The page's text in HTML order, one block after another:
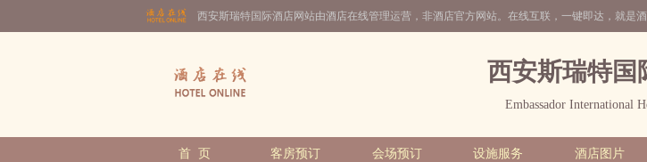
西安斯瑞特国际酒店网站由酒店在线管理运营，非酒店官方网站。在线互联，一键即达，就是酒
西安斯瑞特国
Embassador International
首 页 客房预订 会场预订 设施服务 酒店图片